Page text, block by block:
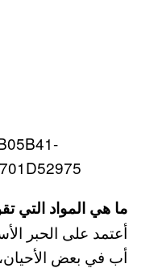
ما هي المواد التي
أعتمد على الحبر
أب في بعض